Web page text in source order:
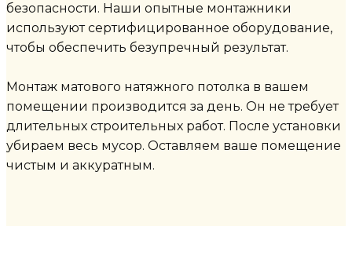
безопасности. Наши опытные монтажники
используют сертифицированное оборудование,
чтобы обеспечить безупречный результат.
Монтаж матового натяжного потолка в вашем
помещении производится за день. Он не требует
длительных строительных работ. После установки
убираем весь мусор. Оставляем ваше помещение
чистым и аккуратным.